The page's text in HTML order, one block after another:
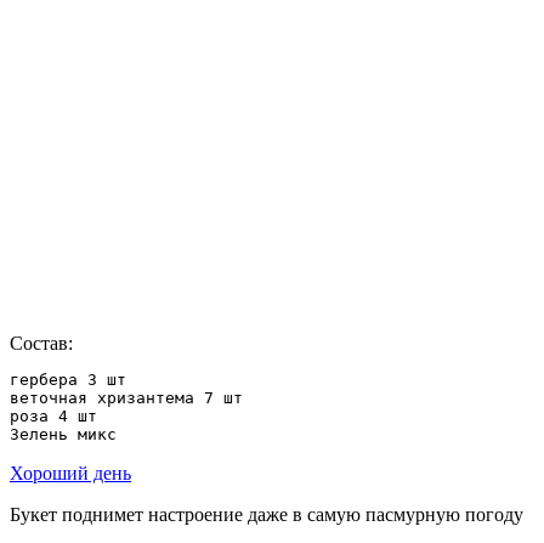
Состав:
гербера 3 шт
веточная хризантема 7 шт
роза 4 шт
Зелень микс
Хороший день
Букет поднимет настроение даже в самую пасмурную погоду